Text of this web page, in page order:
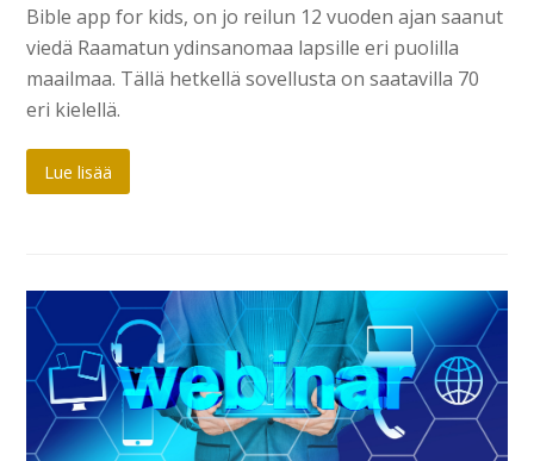
Bible app for kids, on jo reilun 12 vuoden ajan saanut
viedä Raamatun ydinsanomaa lapsille eri puolilla
maailmaa. Tällä hetkellä sovellusta on saatavilla 70
eri kielellä.
Lue lisää